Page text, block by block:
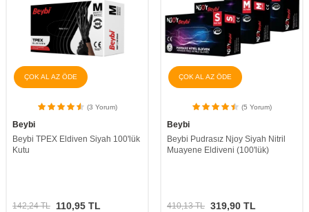
ÇOK AL AZ ÖDE
(3 Yorum)
Beybi
Beybi TPEX Eldiven Siyah 100'lük
Kutu
142,24TL 110,95 TL
ÇOK AL AZ ÖDE
(5 Yorum)
Beybi
Beybi Pudrasız Njoy Siyah Nitril
Muayene Eldiveni (100'lük)
410,13TL 319,90 TL